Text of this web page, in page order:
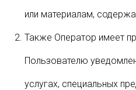
или материалам,
Также Оператор имеет
Пользователю
услугах, специальных